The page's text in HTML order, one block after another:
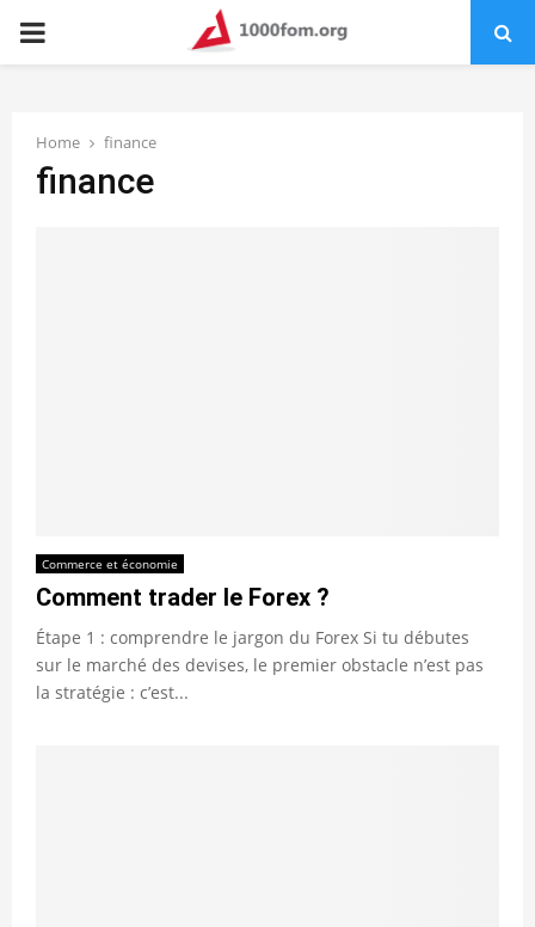
PRIMARY
Home finance
finance
Commerce et économie
Comment trader le Forex ?
Étape 1 : comprendre le jargon du Forex Si tu débutes
sur le marché des devises, le premier obstacle n’est pas
la stratégie : c’est...